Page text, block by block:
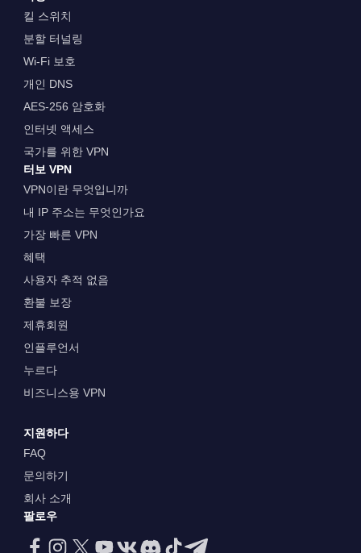
킬 스위치
분할 터널링
Wi-Fi 보호
개인 DNS
AES-256 암호화
인터넷 액세스
국가를 위한 VPN
터보 VPN
VPN이란 무엇입니까
내 IP 주소는 무엇인가요
가장 빠른 VPN
혜택
사용자 추적 없음
환불 보장
제휴회원
인플루언서
누르다
비즈니스용 VPN
지원하다
FAQ
문의하기
회사 소개
팔로우